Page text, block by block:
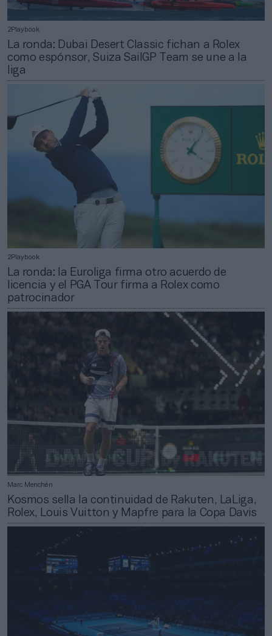
2Playbook
La ronda: Dubai Desert Classic fichan a Rolex
como espónsor, Suiza SailGP Team se une a la
liga
2Playbook
La ronda: la Euroliga firma otro acuerdo de
licencia y el PGA Tour firma a Rolex como
patrocinador
Marc Menchén
Kosmos sella la continuidad de Rakuten, LaLiga,
Rolex, Louis Vuitton y Mapfre para la Copa Davis